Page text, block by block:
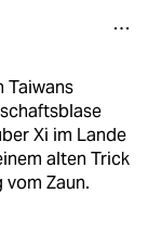
Taiwans
Xi im Lande
alten Trick
Zaun.